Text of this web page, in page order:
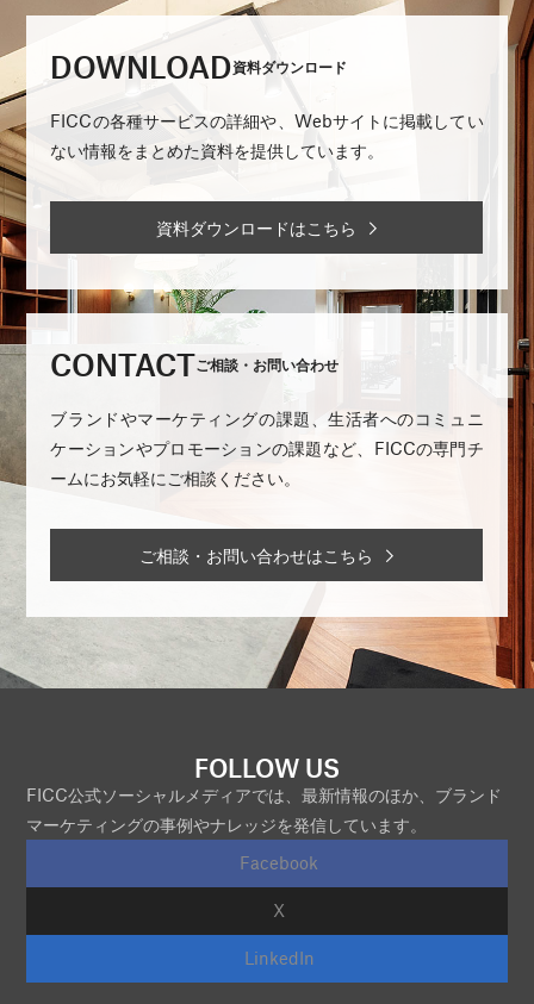
DOWNLOAD資料ダウンロード
FICCの各種サービスの詳細や、Webサイトに掲載してい
ない情報をまとめた資料を提供しています。
資料ダウンロードはこちら
CONTACTご相談・お問い合わせ
ブランドやマーケティングの課題、生活者へのコミュニ
ケーションやプロモーションの課題など、FICCの専門チ
ームにお気軽にご相談ください。
ご相談・お問い合わせはこちら
FOLLOW US
FICC公式ソーシャルメディアでは、最新情報のほか、ブランド
マーケティングの事例やナレッジを発信しています。
Facebook
X
LinkedIn